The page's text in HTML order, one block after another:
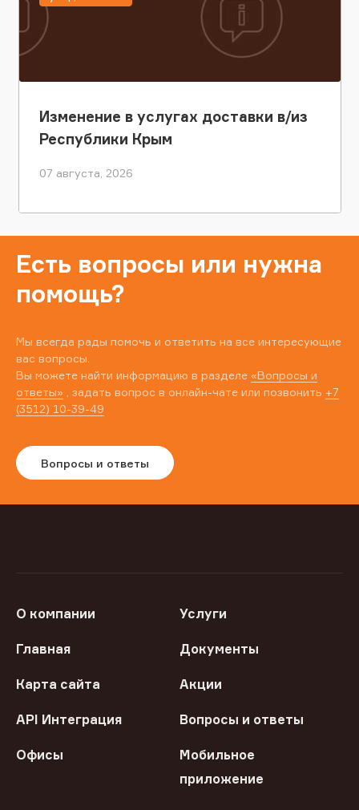
Изменение в услугах доставки в/из
Республики Крым
07 августа, 2026
Есть вопросы или нужна
помощь?
Мы всегда рады помочь и ответить на все интересующие
вас вопросы.
Вы можете найти информацию в разделе «Вопросы и
ответы» , задать вопрос в онлайн-чате или позвонить +7
(3512) 10-39-49
Вопросы и ответы
О компании Услуги
Главная Документы
Карта сайта Акции
API Интеграция Вопросы и ответы
Офисы
Мобильное
приложение